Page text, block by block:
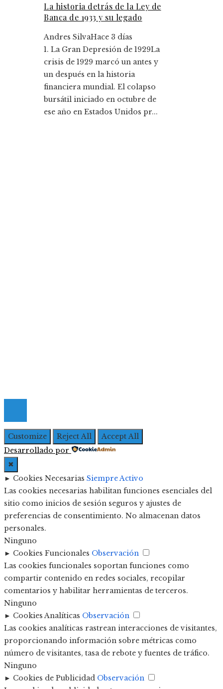
La historia detrás de la Ley de
Banca de 1933 y su legado
Andres SilvaHace 3 días
1. La Gran Depresión de 1929La
crisis de 1929 marcó un antes y
un después en la historia
financiera mundial. El colapso
bursátil iniciado en octubre de
ese año en Estados Unidos pr...
Customize Reject All
Accept All
Desarrollado por
✖
► Cookies Necesarias Siempre Activo
Las cookies necesarias habilitan funciones esenciales del
sitio como inicios de sesión seguros y ajustes de
preferencias de consentimiento. No almacenan datos
personales.
Ninguno
► Cookies Funcionales Observación
Las cookies funcionales soportan funciones como
compartir contenido en redes sociales, recopilar
comentarios y habilitar herramientas de terceros.
Ninguno
► Cookies Analíticas Observación
Las cookies analíticas rastrean interacciones de visitantes,
proporcionando información sobre métricas como
número de visitantes, tasa de rebote y fuentes de tráfico.
Ninguno
► Cookies de Publicidad Observación